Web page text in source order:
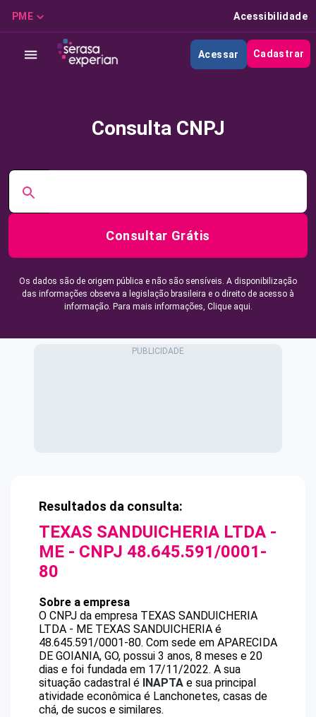
PME Acessibilidade
Acessar Cadastrar
Consulta CNPJ
Consultar Grátis
Os dados são de origem pública e não são sensíveis. A disponibilização
das informações observa a legislação brasileira e o direito de acesso à
informação. Para mais informações, Clique aqui.
Resultados da consulta:
TEXAS SANDUICHERIA LTDA -
ME - CNPJ 48.645.591/0001-
80
Sobre a empresa
O CNPJ da empresa TEXAS SANDUICHERIA
LTDA - ME TEXAS SANDUICHERIA é
48.645.591/0001-80. Com sede em APARECIDA
DE GOIANIA, GO, possui 3 anos, 8 meses e 20
dias e foi fundada em 17/11/2022. A sua
situação cadastral é INAPTA e sua principal
atividade econômica é Lanchonetes, casas de
chá, de sucos e similares.